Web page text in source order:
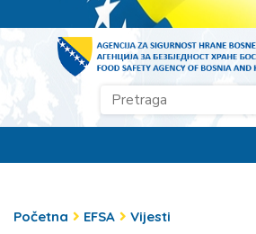
Početna EFSA Vijesti